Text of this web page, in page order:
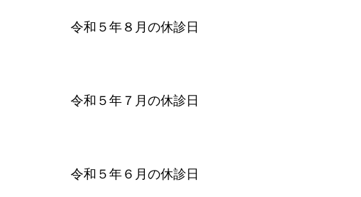
令和５年８月の休診日
令和５年７月の休診日
令和５年６月の休診日